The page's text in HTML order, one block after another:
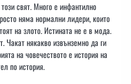
свят. Много е инфантилно
няма нормални лидери, които
на злото. Истината не е в мода.
Чакат някакво извънземно да ги
на човечеството е история на
по история.